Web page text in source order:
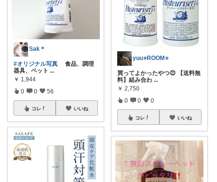
Sak＊
#オリジナル写真 食品、調理
器具、ペット ...
￥ 1,944
0 0 56
コレ いいね
yuu⭐️ROOM⭐️
買ってよかったやつ😊 【送料無
料】組み合わ ...
￥ 2,750
0 0 0
コレ いいね